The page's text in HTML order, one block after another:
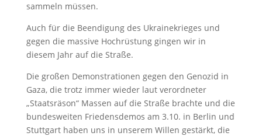
sammeln müssen.
Auch für die Beendigung des Ukrainekrieges und
gegen die massive Hochrüstung gingen wir in
diesem Jahr auf die Straße.
Die großen Demonstrationen gegen den Genozid in
Gaza, die trotz immer wieder laut verordneter
„Staatsräson“ Massen auf die Straße brachte und die
bundesweiten Friedensdemos am 3.10. in Berlin und
Stuttgart haben uns in unserem Willen gestärkt, die